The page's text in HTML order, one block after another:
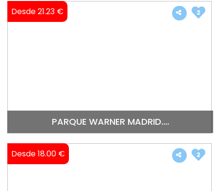
Desde 21.23 €
PARQUE WARNER MADRID....
2
Desde 18.00 € 2